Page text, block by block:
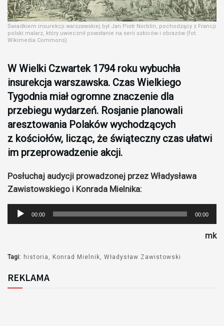
Świadkiem insurekcji warszawskiej był Jan Piotr Norblin, pochodzący z Francji
polski malarz, który uwiecznił powstanie na serii szkiców i obrazów (fot.
Wikimedia Commons)
W Wielki Czwartek 1794 roku wybuchła
insurekcja warszawska. Czas Wielkiego
Tygodnia miał ogromne znaczenie dla
przebiegu wydarzeń. Rosjanie planowali
aresztowania Polaków wychodzących
z kościołów, licząc, że świąteczny czas ułatwi
im przeprowadzenie akcji.
Posłuchaj audycji prowadzonej przez Władysława
Zawistowskiego i Konrada Mielnika:
Odtwarzacz
plików
00:00 00:00
mk
Tagi: historia Konrad Mielnik Władysław Zawistowski
REKLAMA